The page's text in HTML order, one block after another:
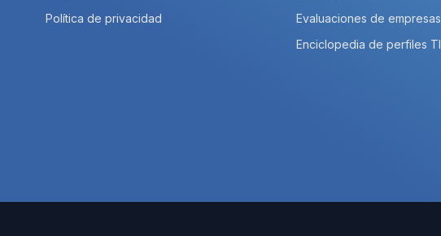
Política de privacidad
Evaluaciones de empresas
Enciclopedia de perfiles TI